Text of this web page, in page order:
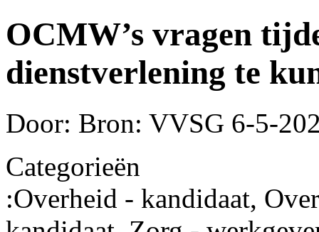
OCMW’s vragen
dienstverlening te
Door: Bron: VVSG 6-5-
Categorieën
:Overheid - kandidaat,